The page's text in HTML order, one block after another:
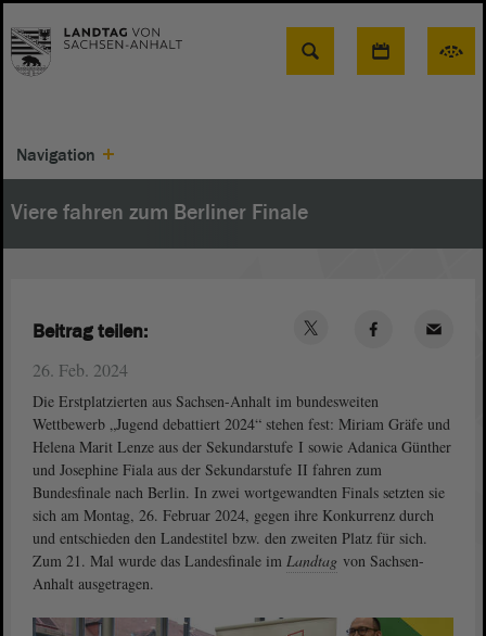
Suche
Navigation
Viere fahren zum Berliner Finale
26. Feb. 2024
Die Erstplatzierten aus Sachsen-Anhalt im bundesweiten
Wettbewerb „Jugend debattiert 2024“ stehen fest: Miriam Gräfe und
Helena Marit Lenze aus der Sekundarstufe I sowie Adanica Günther
und Josephine Fiala aus der Sekundarstufe II fahren zum
Bundesfinale nach Berlin. In zwei wortgewandten Finals setzten sie
sich am Montag, 26. Februar 2024, gegen ihre Konkurrenz durch
und entschieden den Landestitel bzw. den zweiten Platz für sich.
Zum 21. Mal wurde das Landesfinale im Landtag von Sachsen-
Anhalt ausgetragen.
Beitrag teilen: